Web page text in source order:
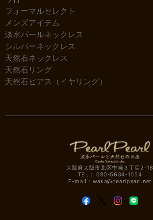
フォーマルセレクト
メンズアイテム
淡水パールネックレス
シルバーネックレス
天然石ネックレス
天然石リング
天然石ピアス（イヤリング）
大阪府大阪市北区中崎３丁目2-18
TEL： 080-5634-1054
E-mail： waka@pearlpearl.net